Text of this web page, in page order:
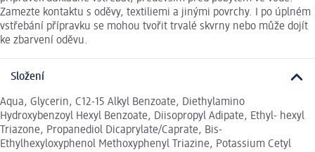
Zamezte kontaktu s oděvy, textiliemi a jinými povrchy. I po úplném
vstřebání přípravku se mohou tvořit trvalé skvrny nebo může dojít
ke zbarvení oděvu.
Složení
Aqua, Glycerin, C12-15 Alkyl Benzoate, Diethylamino
Hydroxybenzoyl Hexyl Benzoate, Diisopropyl Adipate, Ethyl- hexyl
Triazone, Propanediol Dicaprylate/Caprate, Bis-
Ethylhexyloxyphenol Methoxyphenyl Triazine, Potassium Cetyl